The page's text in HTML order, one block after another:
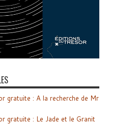
gratuite : A la recherche de Mr
gratuite : Le Jade et le Granit